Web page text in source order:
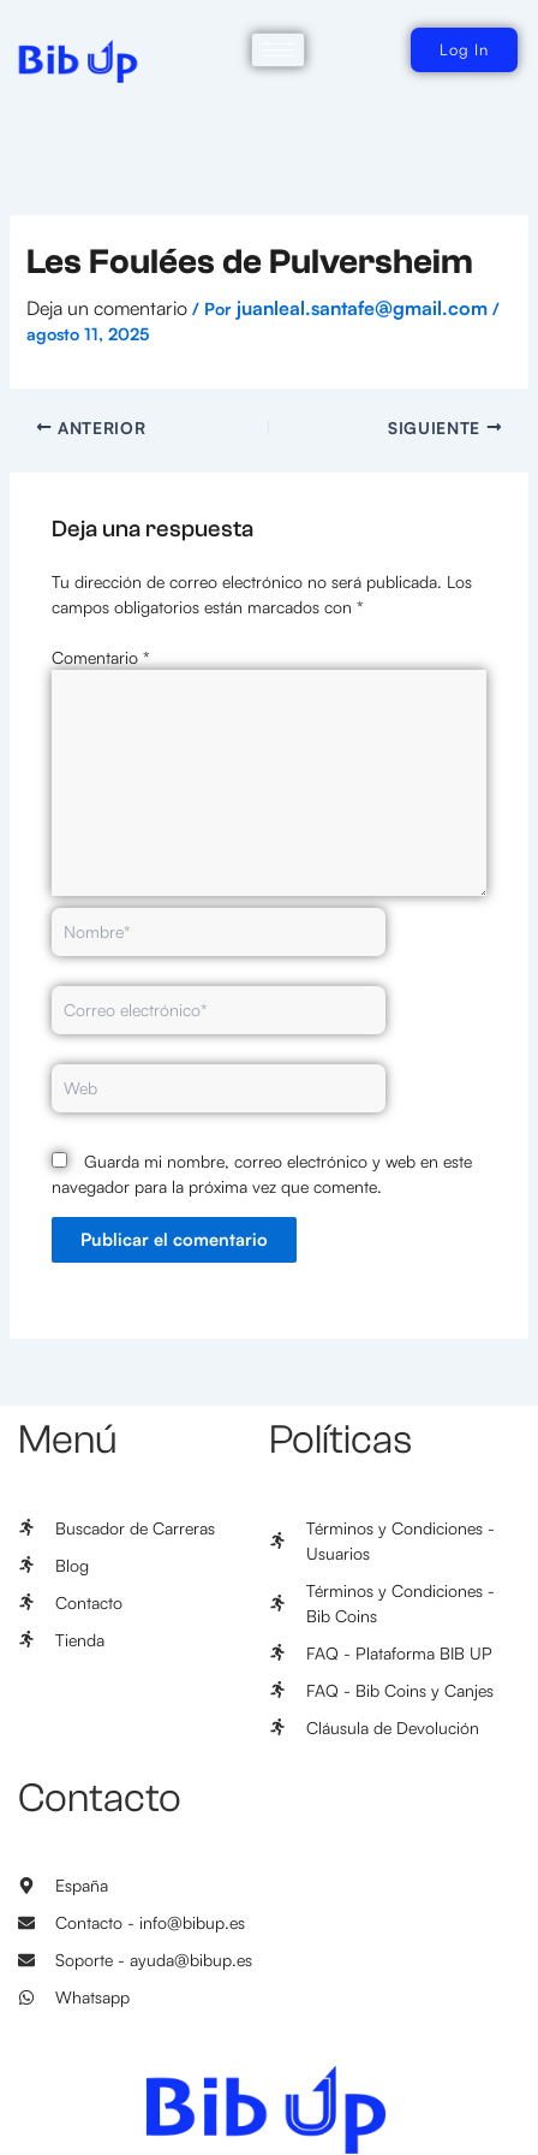
contenido
Log In
Les Foulées de Pulversheim
Deja un comentario / Por juanleal.santafe@gmail.com /
agosto 11, 2025
ANTERIOR SIGUIENTE
Deja una respuesta
Tu dirección de correo electrónico no será publicada. Los
campos obligatorios están marcados con *
Comentario *
Nombre*
Correo
electrónico*
Web
Guarda mi nombre, correo electrónico y web en este
navegador para la próxima vez que comente.
Menú
Buscador de Carreras
Blog
Contacto
Tienda
Políticas
Términos y Condiciones -
Usuarios
Términos y Condiciones -
Bib Coins
FAQ - Plataforma BIB UP
FAQ - Bib Coins y Canjes
Cláusula de Devolución
Contacto
España
Contacto - info@bibup.es
Soporte - ayuda@bibup.es
Whatsapp